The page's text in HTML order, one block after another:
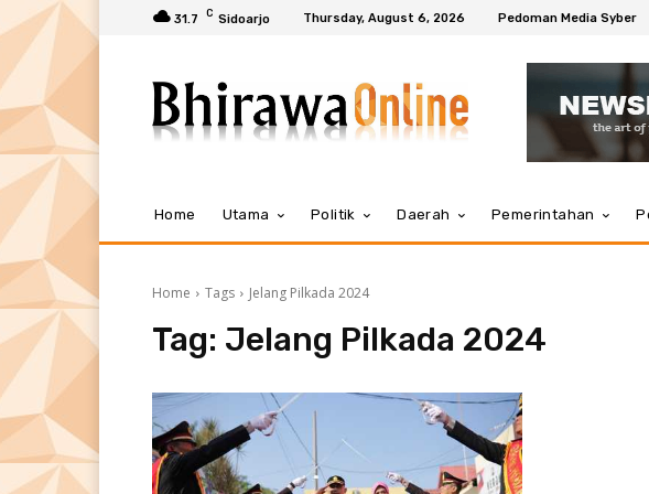
31.7 C Sidoarjo Thursday, August 6, 2026 Pedoman Media Syber
Home Utama Politik Daerah Pemerintahan
Home Tags Jelang Pilkada 2024
Tag: Jelang Pilkada 2024